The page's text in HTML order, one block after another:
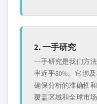
2. 一手研究
一手研究是我们方
率近乎80%。它涉
确保分析的准确性
覆盖区域和全球市